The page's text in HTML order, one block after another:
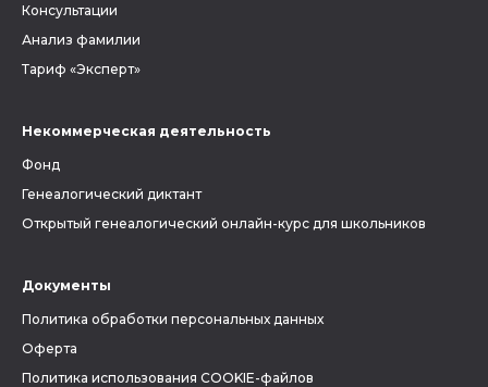
Консультации
Анализ фамилии
Тариф «Эксперт»
Некоммерческая деятельность
Фонд
Генеалогический диктант
Открытый генеалогический онлайн-курс для школьников
Документы
Политика обработки персональных данных
Оферта
Политика использования COOKIE-файлов